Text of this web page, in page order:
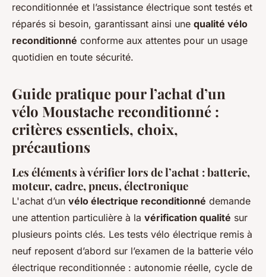
reconditionnée et l’assistance électrique sont testés et
réparés si besoin, garantissant ainsi une qualité vélo
reconditionné conforme aux attentes pour un usage
quotidien en toute sécurité.
Guide pratique pour l’achat d’un
vélo Moustache reconditionné :
critères essentiels, choix,
précautions
Les éléments à vérifier lors de l’achat : batterie,
moteur, cadre, pneus, électronique
L'achat d’un vélo électrique reconditionné demande
une attention particulière à la vérification qualité sur
plusieurs points clés. Les tests vélo électrique remis à
neuf reposent d’abord sur l’examen de la batterie vélo
électrique reconditionnée : autonomie réelle, cycle de